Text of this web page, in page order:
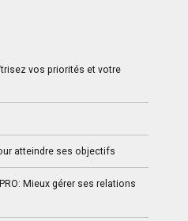
vos priorités et votre
atteindre ses objectifs
Mieux gérer ses relations